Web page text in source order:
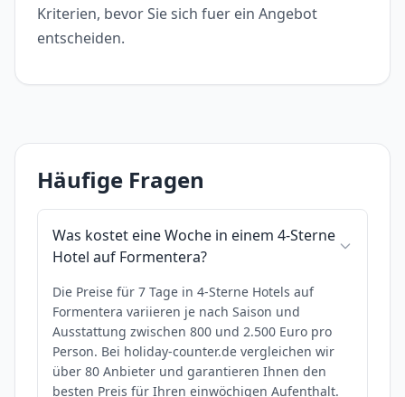
Kriterien, bevor Sie sich fuer ein Angebot
entscheiden.
Häufige Fragen
Was kostet eine Woche in einem 4-Sterne
Hotel auf Formentera?
Die Preise für 7 Tage in 4-Sterne Hotels auf
Formentera variieren je nach Saison und
Ausstattung zwischen 800 und 2.500 Euro pro
Person. Bei holiday-counter.de vergleichen wir
über 80 Anbieter und garantieren Ihnen den
besten Preis für Ihren einwöchigen Aufenthalt.